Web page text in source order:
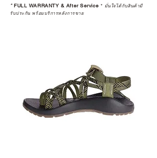
*FULL WARRANTY & After Service * มั่นใจได้กับสินค้ามี
รับประกัน พร้อมบริการหลังการขาย